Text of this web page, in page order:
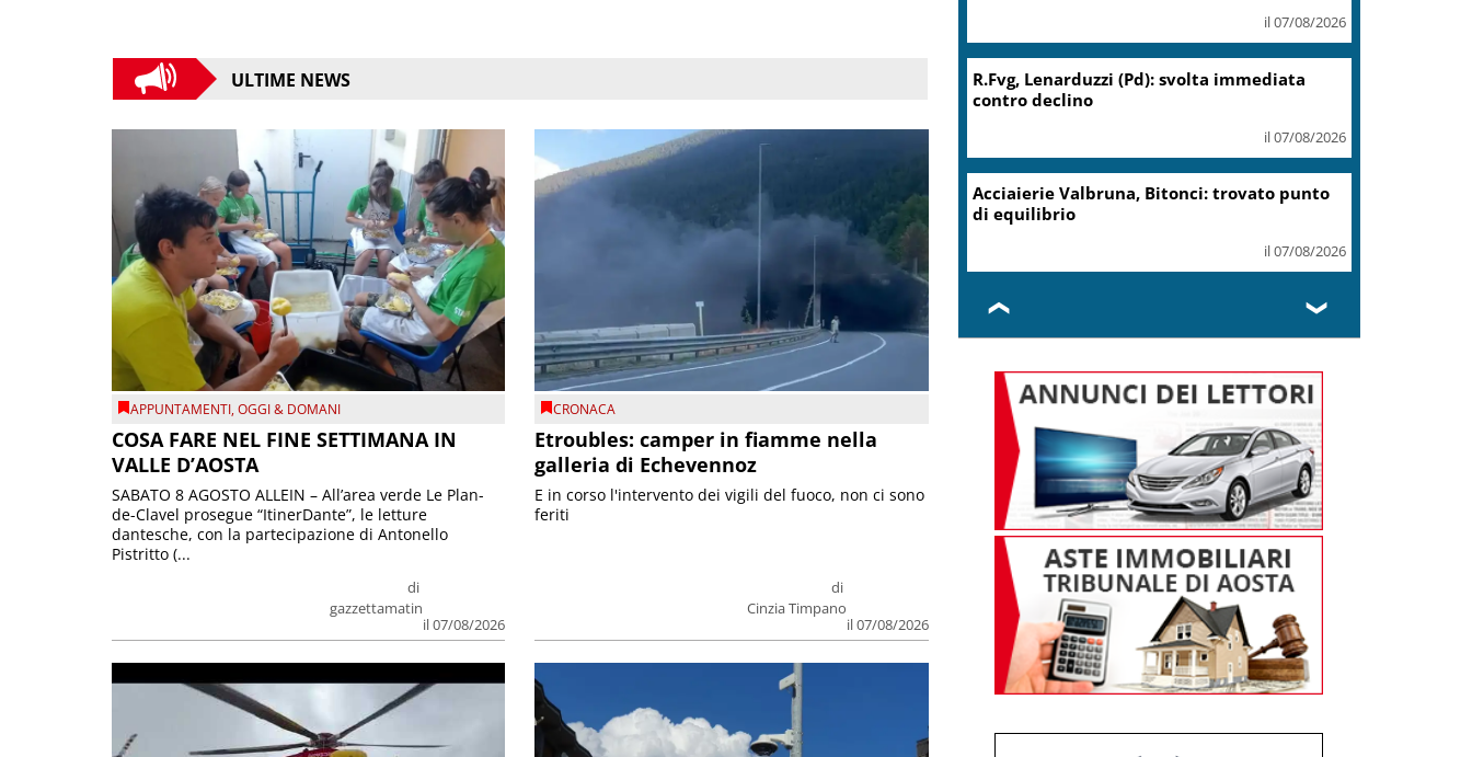
ULTIME NEWS
APPUNTAMENTI,OGGI & DOMANI
COSA FARE NEL FINE SETTIMANA IN
VALLE D’AOSTA
di
gazzettamatin
il 07/08/2026
SABATO 8 AGOSTO ALLEIN – All’area verde Le Plan-
de-Clavel prosegue “ItinerDante”, le letture
dantesche, con la partecipazione di Antonello
Pistritto (...
CRONACA
Etroubles: camper in fiamme nella
galleria di Echevennoz
di
Cinzia Timpano
il 07/08/2026
E in corso l'intervento dei vigili del fuoco, non ci sono
feriti
il 07/08/2026
Migranti, Meloni: non c’è
spazio in Ue per chi alimenta
immigrazione clandestina
Marcinella,Meloni: 8 agosto